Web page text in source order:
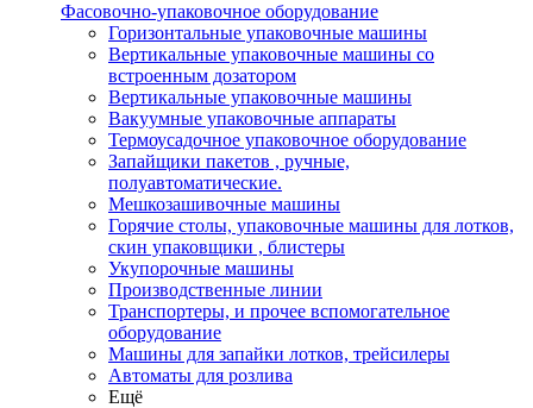
Фасовочно-упаковочное оборудование
Горизонтальные упаковочные машины
Вертикальные упаковочные машины со
встроенным дозатором
Вертикальные упаковочные машины
Вакуумные упаковочные аппараты
Термоусадочное упаковочное оборудование
Запайщики пакетов , ручные,
полуавтоматические.
Мешкозашивочные машины
Горячие столы, упаковочные машины для лотков,
скин упаковщики , блистеры
Укупорочные машины
Производственные линии
Транспортеры, и прочее вспомогательное
оборудование
Машины для запайки лотков, трейсилеры
Автоматы для розлива
Ещё